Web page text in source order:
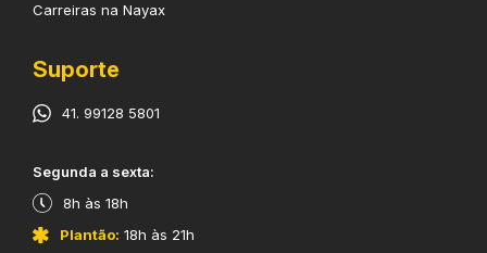
Carreiras na Nayax
Suporte
41. 99128 5801
​Segunda a sexta:
8h às 18h
Plantão: 18h às 21h